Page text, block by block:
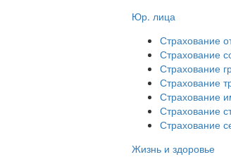
Юр. лица
Страхование
Страхование
Страхование
Страхование
Страхование
Страхование
Страхование
Жизнь и здоровье